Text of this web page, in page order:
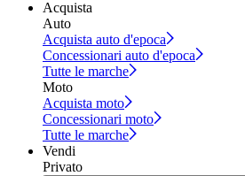
Acquista
Auto
Acquista auto d'epoca
Concessionari auto d'epoca
Tutte le marche
Moto
Acquista moto
Concessionari moto
Tutte le marche
Vendi
Privato